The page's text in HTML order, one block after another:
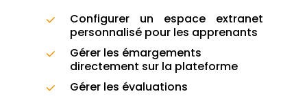
Configurer un espace extranet
personnalisé pour les apprenants
Gérer les émargements
directement sur la plateforme
Gérer les évaluations